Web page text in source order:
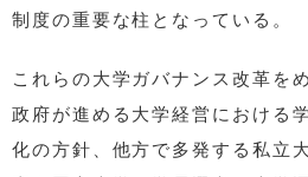
制度の重要な柱となっている。
これらの大学ガバナンス改革を
政府が進める大学経営における
化の方針、他方で多発する私立